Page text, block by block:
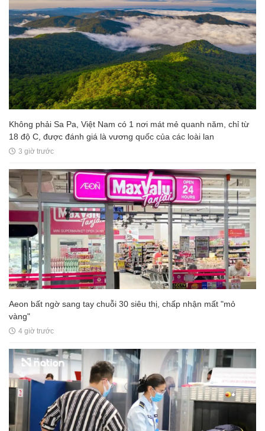
Không phải Sa Pa, Việt Nam có 1 nơi mát mẻ quanh năm, chỉ từ
18 độ C, được đánh giá là vương quốc của các loài lan
3 giờ trước
Aeon bất ngờ sang tay chuỗi 30 siêu thị, chấp nhận mất "mỏ
vàng"
4 giờ trước